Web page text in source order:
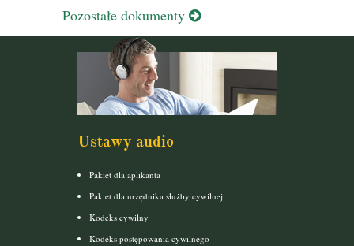
Pozostałe dokumenty
Ustawy audio
Pakiet dla aplikanta
Pakiet dla urzędnika służby cywilnej
Kodeks cywilny
Kodeks postępowania cywilnego